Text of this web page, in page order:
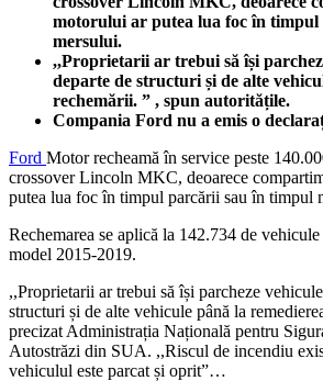
motorului ar putea lua foc în
mersului.
,,Proprietarii ar trebui să își
departe de structuri și de alte
rechemării. ” , spun autoritățile.
Compania Ford nu a emis o
Ford Motor recheamă în service peste
crossover Lincoln MKC, deoarece
putea lua foc în timpul parcării sau în timpul
Rechemarea se aplică la 142.734 de
model 2015-2019.
,,Proprietarii ar trebui să își parcheze
structuri și de alte vehicule până la
precizat Administrația Națională pentru
Autostrăzi din SUA. ,,Riscul de incendiu
vehiculul este parcat și oprit”…